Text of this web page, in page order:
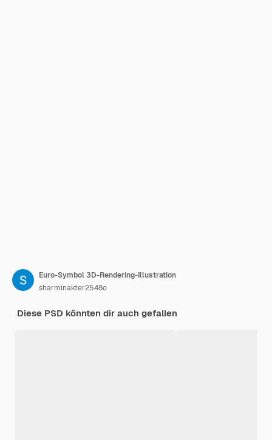
Euro-Symbol 3D-Rendering-Illustration
sharminakter2548o
Diese PSD könnten dir auch gefallen